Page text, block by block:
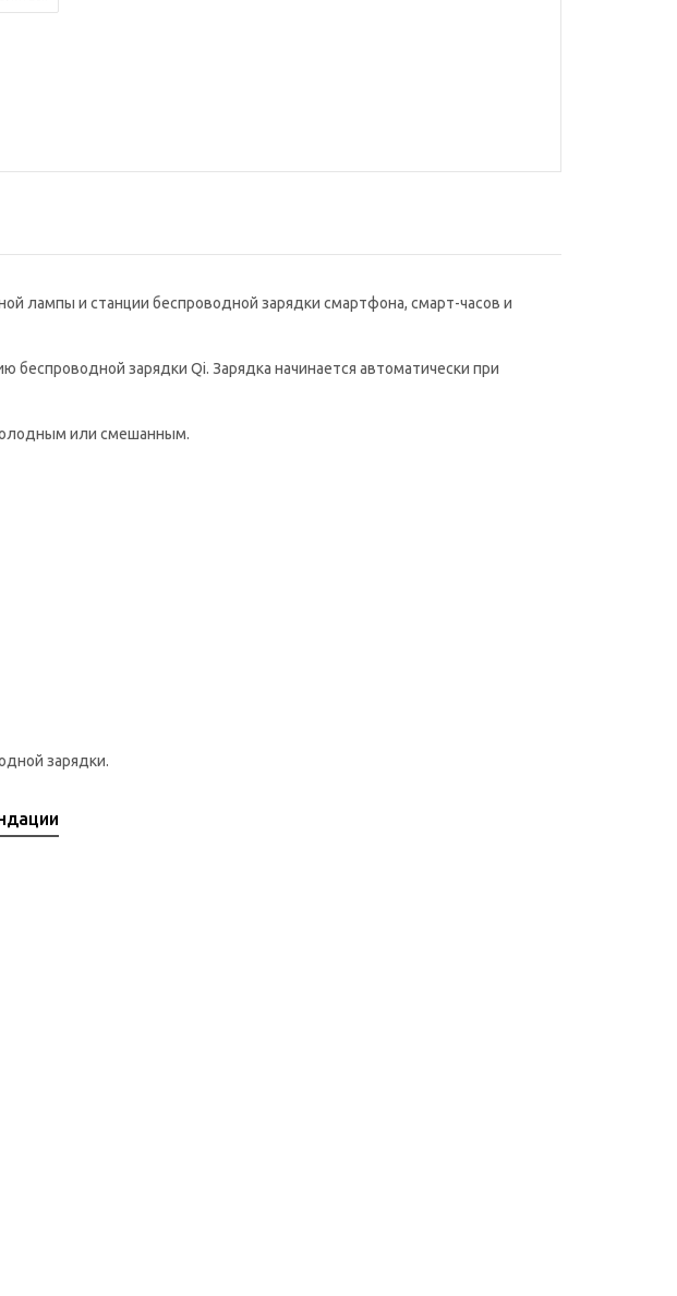
лампы и станции беспроводной зарядки смартфона, смарт-часов и
зарядки Qi. Зарядка начинается автоматически при
или смешанным.
зарядки.